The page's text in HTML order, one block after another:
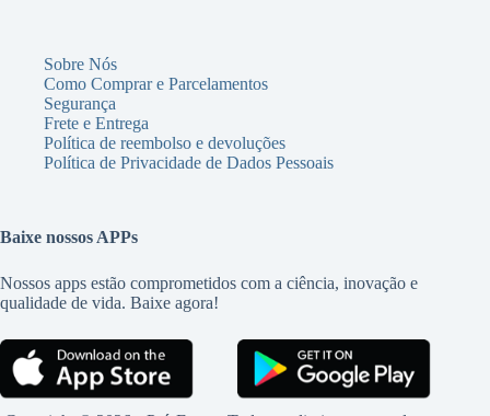
Sobre Nós
Como Comprar e Parcelamentos
Segurança
Frete e Entrega
Política de reembolso e devoluções
Política de Privacidade de Dados Pessoais
Baixe nossos APPs
Nossos apps estão comprometidos com a ciência, inovação e
qualidade de vida. Baixe agora!